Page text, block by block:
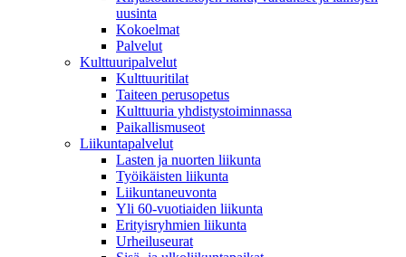
uusinta
Kokoelmat
Palvelut
Kulttuuripalvelut
Kulttuuritilat
Taiteen perusopetus
Kulttuuria yhdistystoiminnassa
Paikallismuseot
Liikuntapalvelut
Lasten ja nuorten liikunta
Työikäisten liikunta
Liikuntaneuvonta
Yli 60-vuotiaiden liikunta
Erityisryhmien liikunta
Urheiluseurat